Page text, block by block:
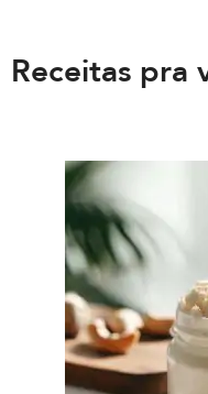
Receitas pra